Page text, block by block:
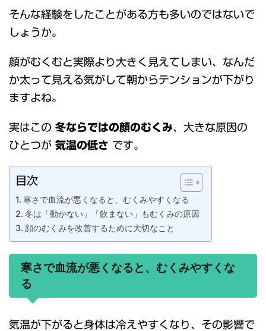
そんな経験をしたことがある方も多いのではないで
しょうか。
顔がむくむと実際より大きく見えてしまい、なんだ
か太って見える気がして朝からテンションが下がり
ますよね。
実はこの 冬ならではの顔のむくみ、大きな原因の
ひとつが 気温の低さ です。
目次
寒さで血流が悪くなると、むくみやすくなる
冬は「動かない」「飲まない」もむくみの原因
顔のむくみを改善するために大切なこと
寒さで血流が悪くなると、むくみやすくな
る
気温が下がると身体は冷えやすくなり、その影響で